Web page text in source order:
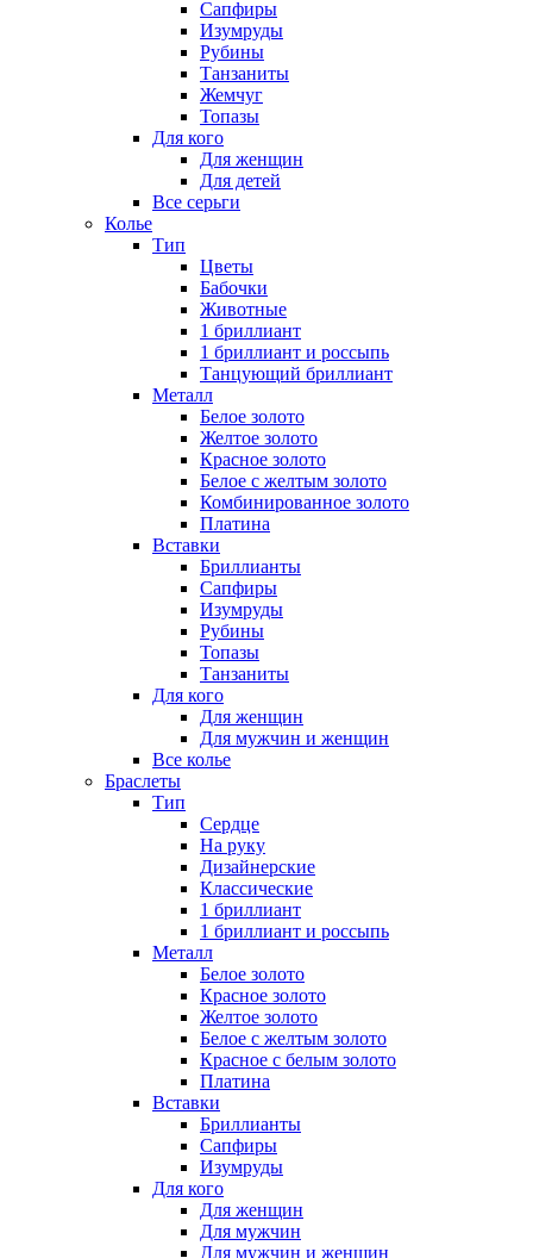
Сапфиры
Изумруды
Рубины
Танзаниты
Жемчуг
Топазы
Для кого
Для женщин
Для детей
Все серьги
Колье
Тип
Цветы
Бабочки
Животные
1 бриллиант
1 бриллиант и россыпь
Танцующий бриллиант
Металл
Белое золото
Желтое золото
Красное золото
Белое с желтым золото
Комбинированное золото
Платина
Вставки
Бриллианты
Сапфиры
Изумруды
Рубины
Топазы
Танзаниты
Для кого
Для женщин
Для мужчин и женщин
Все колье
Браслеты
Тип
Сердце
На руку
Дизайнерские
Классические
1 бриллиант
1 бриллиант и россыпь
Металл
Белое золото
Красное золото
Желтое золото
Белое с желтым золото
Красное с белым золото
Платина
Вставки
Бриллианты
Сапфиры
Изумруды
Для кого
Для женщин
Для мужчин
Для мужчин и женщин